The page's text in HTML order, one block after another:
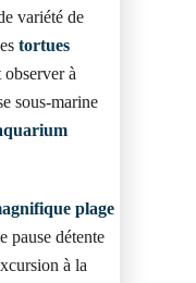
variété de
tortues
observer à
sous-marine
plage
pause détente
à la